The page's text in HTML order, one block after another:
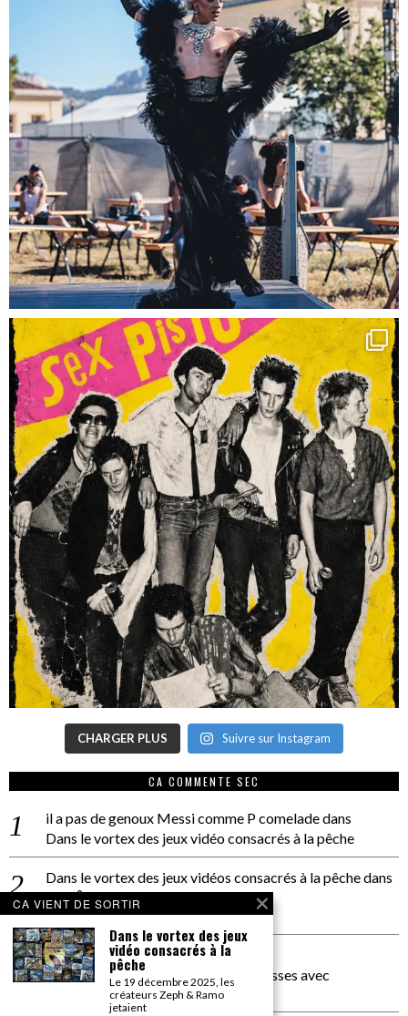
CHARGER PLUS Suivre sur Instagram
CA COMMENTE SEC
il a pas de genoux Messi comme P comeladedans
Dans le vortex des jeux vidéo consacrés à la pêche
Dans le vortex des jeux vidéos consacrés à la pêchedans
PACÔME THIELLEMENT
La séance d’Hip Gnose
La Patrie
dans
On a parlé Dolce Vita et lutte des classes avec
Bernardino Femminielli
CA VIENT DE SORTIR
Dans le vortex des jeux
vidéo consacrés à la
pêche
Le 19 décembre 2025, les
créateurs Zeph & Ramo
jetaient